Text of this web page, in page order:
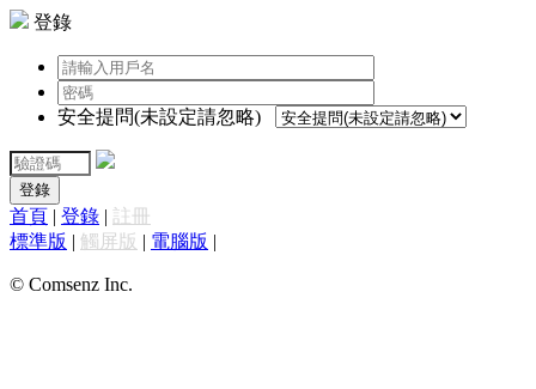
登錄
安全提問(未設定請忽略)
登錄
首頁 | 登錄 | 註冊
標準版 | 觸屏版 | 電腦版 |
© Comsenz Inc.